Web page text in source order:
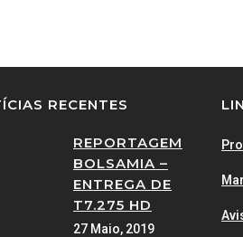
RECENTES
REPORTAGEM
BOLSAMIA –
ENTREGA DE
T7.275 HD
27 Maio, 2019